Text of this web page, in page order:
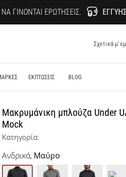
ΓΊΝΟΝΤΑΙ ΕΡΩΤΉΣΕΙΣ.
Σχετικά μ'
ΕΚΠΤΩΣΕΙΣ BLOG
Μακρυμάνικη μπλούζα Under
Mock
Κατηγορία:
Ανδρικά, Μαύρο